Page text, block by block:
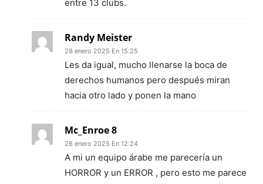
entre 13 clubs.
Randy Meister
28 enero 2025 En 15:25
Les da igual, mucho llenarse la boca de
derechos humanos pero después miran
hacia otro lado y ponen la mano
Mc_Enroe 8
28 enero 2025 En 12:24
A mi un equipo árabe me parecería un
HORROR y un ERROR , pero esto me parece